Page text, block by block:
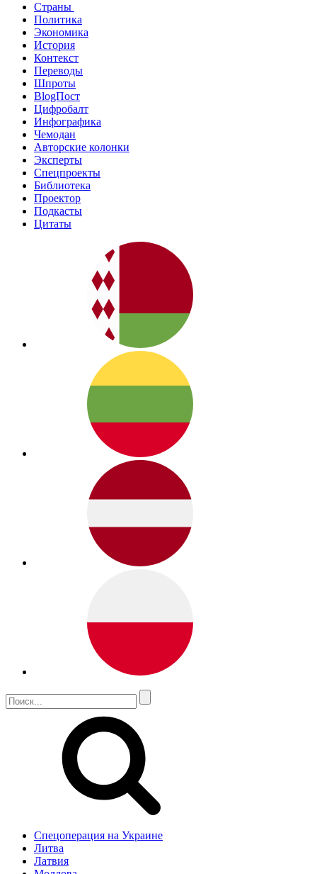
Страны
Политика
Экономика
История
Контекст
Переводы
Шпроты
BlogПост
Цифробалт
Инфографика
Чемодан
Авторские колонки
Эксперты
Спецпроекты
Библиотека
Проектор
Подкасты
Цитаты
Спецоперация на Украине
Литва
Латвия